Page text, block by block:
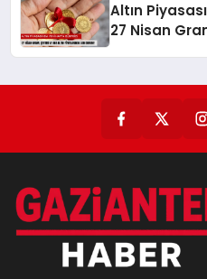
Altın
27 Nisan